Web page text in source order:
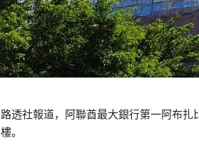
路透社報道，阿聯酋最大銀行第一阿布
樓。